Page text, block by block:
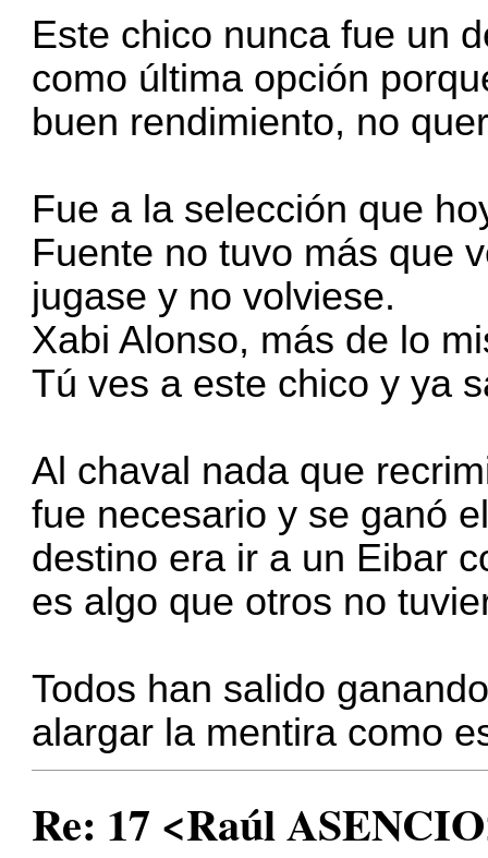
Este chico nunca fue un
como última opción
buen rendimiento, no
Fue a la selección que
Fuente no tuvo más que
jugase y no volviese.
Xabi Alonso, más de lo
Tú ves a este chico y ya
Al chaval nada que
fue necesario y se ganó
destino era ir a un Eibar
es algo que otros no
Todos han salido
alargar la mentira como
Re: 17 <Raúl